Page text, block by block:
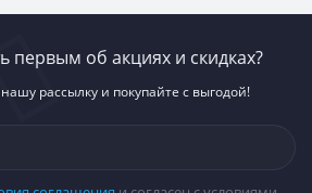
первым об акциях и скидках?
рассылку и покупайте с выгодой!